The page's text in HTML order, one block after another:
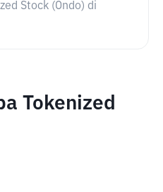
Stock (Ondo) di
Tokenized